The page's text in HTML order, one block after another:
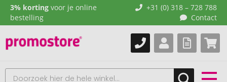
3% korting voor je online
bestelling
+31 (0) 318 – 728 788
Contact